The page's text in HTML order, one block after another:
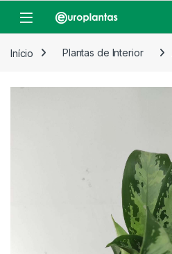
Open
Início Plantas de Interior